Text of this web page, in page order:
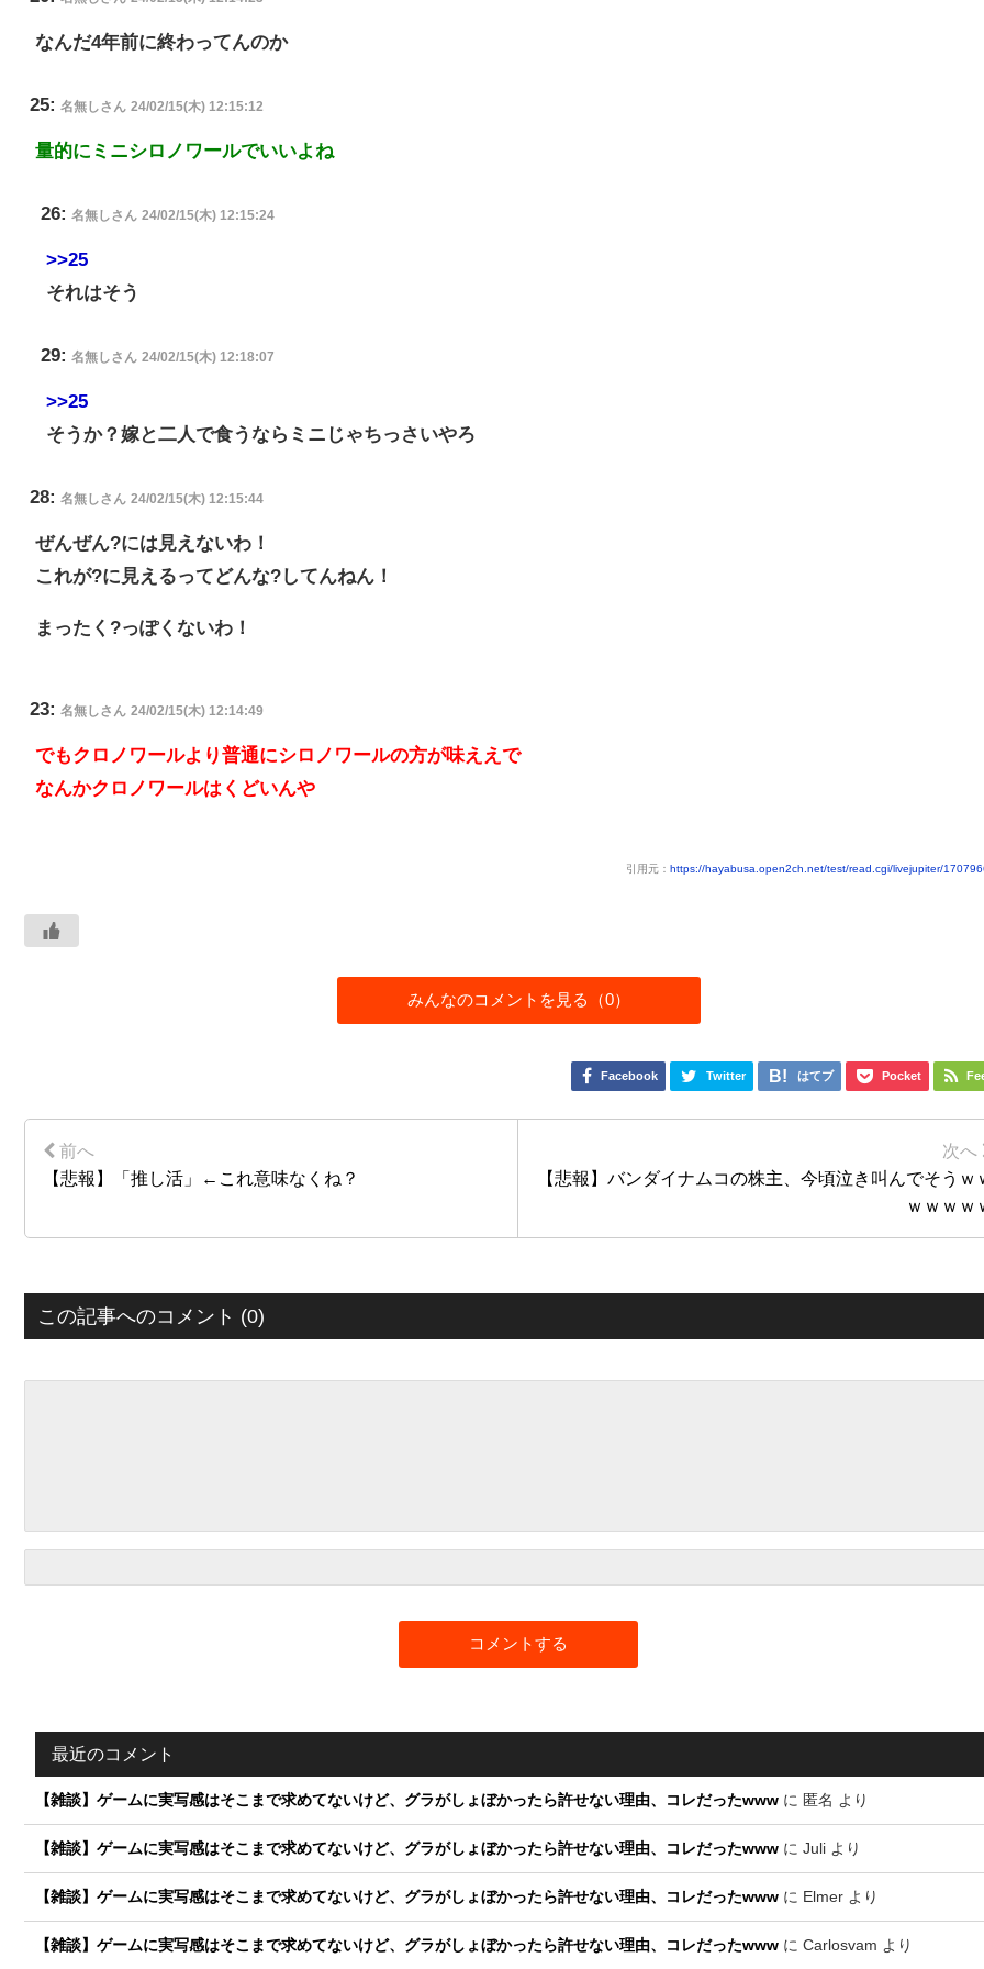
なんだ4年前に終わってんのか
25: 名無しさん 24/02/15(木) 12:15:12
量的にミニシロノワールでいいよね
26: 名無しさん 24/02/15(木) 12:15:24
>>25
それはそう
29: 名無しさん 24/02/15(木) 12:18:07
>>25
そうか？嫁と二人で食うならミニじゃちっさいやろ
28: 名無しさん 24/02/15(木) 12:15:44
ぜんぜん?には見えないわ！
これが?に見えるってどんな?してんねん！
まったく?っぽくないわ！
23: 名無しさん 24/02/15(木) 12:14:49
でもクロノワールより普通にシロノワールの方が味ええで
なんかクロノワールはくどいんや
引用元： https://hayabusa.open2ch.net/test/read.cgi/livejupiter/
みんなのコメントを見る（0）
Facebook Twitter はてブ Pocket
【悲報】「推し活」←これ意味なくね？
【悲報】バンダイナムコの株主、今頃泣き叫んでそうｗ
ｗｗｗｗ
この記事へのコメント (0)
最近のコメント
【雑談】ゲームに実写感はそこまで求めてないけど、グラがしょぼかったら許せない理由、コレだったwww に 匿名 より
【雑談】ゲームに実写感はそこまで求めてないけど、グラがしょぼかったら許せない理由、コレだったwww に Juli より
【雑談】ゲームに実写感はそこまで求めてないけど、グラがしょぼかったら許せない理由、コレだったwww に Elmer より
【雑談】ゲームに実写感はそこまで求めてないけど、グラがしょぼかったら許せない理由、コレだったwww に Carlosvam より